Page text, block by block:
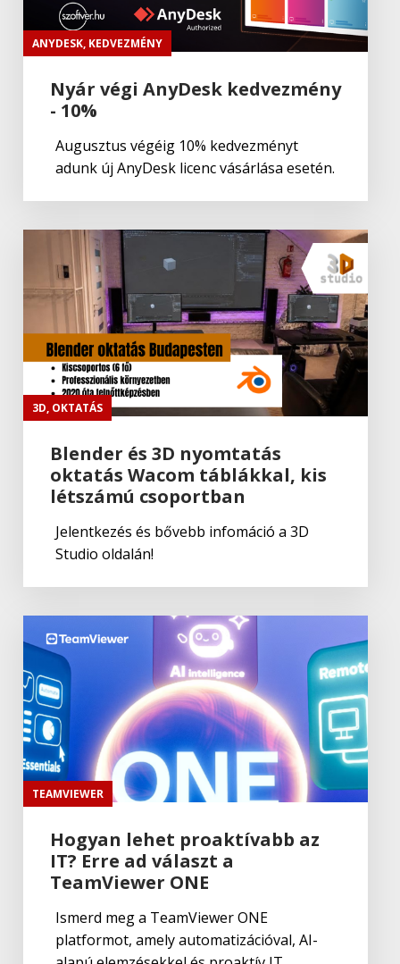
ANYDESK, KEDVEZMÉNY
Nyár végi AnyDesk kedvezmény
- 10%
Augusztus végéig 10% kedvezményt
adunk új AnyDesk licenc vásárlása esetén.
3D, OKTATÁS
Blender és 3D nyomtatás
oktatás Wacom táblákkal, kis
létszámú csoportban
Jelentkezés és bővebb infomáció a 3D
Studio oldalán!
TEAMVIEWER
Hogyan lehet proaktívabb az
IT? Erre ad választ a
TeamViewer ONE
Ismerd meg a TeamViewer ONE
platformot, amely automatizációval, AI-